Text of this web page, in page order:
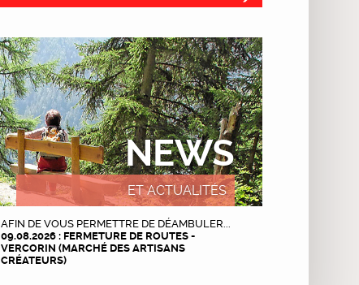
NEWS
ET ACTUALITÉS
AFIN DE VOUS PERMETTRE DE DÉAMBULER...
09.08.2026 : FERMETURE DE ROUTES -
VERCORIN (MARCHÉ DES ARTISANS
CRÉATEURS)